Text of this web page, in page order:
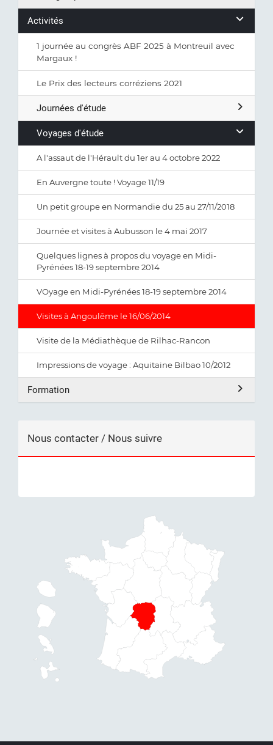
Activités
1 journée au congrès ABF 2025 à Montreuil avec
Margaux !
Le Prix des lecteurs corréziens 2021
Journées d'étude
Voyages d'étude
A l'assaut de l'Hérault du 1er au 4 octobre 2022
En Auvergne toute ! Voyage 11/19
Un petit groupe en Normandie du 25 au 27/11/2018
Journée et visites à Aubusson le 4 mai 2017
Quelques lignes à propos du voyage en Midi-
Pyrénées 18-19 septembre 2014
VOyage en Midi-Pyrénées 18-19 septembre 2014
Visites à Angoulême le 16/06/2014
Visite de la Médiathèque de Rilhac-Rancon
Impressions de voyage : Aquitaine Bilbao 10/2012
Formation
Nous contacter / Nous suivre